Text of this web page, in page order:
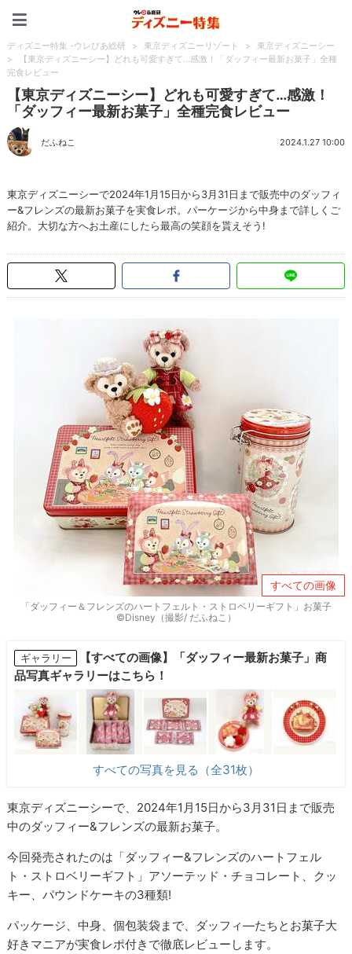
ディズニー特集 -ウレぴあ総研 > 東京ディズニーリゾート >
東京ディズニーシー
>
【東京ディズニーシー】どれも可愛すぎて…感激！「ダッフィー最新お菓子」全種
完食レビュー
【東京ディズニーシー】どれも可愛すぎて…感激！
「ダッフィー最新お菓子」全種完食レビュー
だふねこ 2024.1.27 10:00
東京ディズニーシーで2024年1月15日から3月31日まで販売中のダッフィ
ー&フレンズの最新お菓子を実食レポ。パーケージから中身まで詳しくご
紹介。大切な方へお土産にしたら最高の笑顔を貰えそう!
すべての画像
「ダッフィー＆フレンズのハートフェルト・ストロベリーギフト」お菓子
©Disney（撮影/ だふねこ）
ギャラリー
【すべての画像】「ダッフィー最新お菓子」商
品写真ギャラリーはこちら！
すべての写真を見る（全31枚）
東京ディズニーシーで、2024年1月15日から3月31日まで販売
中のダッフィー&フレンズの最新お菓子。
今回発売されたのは「ダッフィー&フレンズのハートフェル
ト・ストロベリーギフト」アソーテッド・チョコレート、クッ
キー、パウンドケーキの3種類!
パッケージ、中身、個包装袋まで、ダッフィ―たちとお菓子大
好きマニアが実食レポ付きで徹底レビューします。